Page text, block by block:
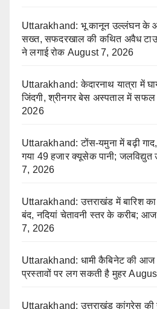
Uttarakhand: भू कानून उल्लंघन के
सख्त, सफदरखाल की कथित अवैध
ने लगाई रोक August 7, 2026
Uttarakhand: केदारनाथ यात्रा में
जिंदगी, श्रीनगर बेस अस्पताल में सफल
2026
Uttarakhand: टोंस-यमुना में बढ़ी
गया 49 हजार क्यूसेक पानी; जलविद्युत
7, 2026
Uttarakhand: उत्तराखंड में बारिश
बंद, नदियां चेतावनी स्तर के करीब;
7, 2026
Uttarakhand: धामी कैबिनेट की आज
प्रस्तावों पर लग सकती है मुहर
Uttarakhand: उत्तराखंड कांग्रेस की